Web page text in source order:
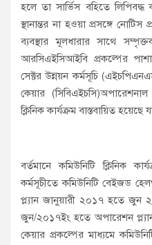
হলে তা সার্ভিস বহিতে
স্থানান্তর না হওয়া প্রসঙ্গে নোটিস
ব্যবস্থার মূলধারার সাথে
আরসিএইসিআইবি প্রকল্পের
সেক্টর উন্নয়ন কর্মসূচি
কেয়ার
ক্লিনিক কার্যক্রম বাস্তবায়িত
বর্তমানে কমিউনিটি ক্লিনিক
কর্মসূচীতে কমিউনিটি বেইজড
প্ল্যান জানুয়ারী ২০১৭ হতে জুন
জুন/২০১৭ইং হতে অপারেশন
কেয়ার প্রকল্পের মাধ্যমে